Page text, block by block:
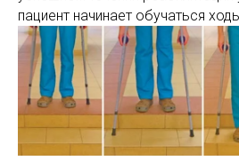
пациент начинает обучаться